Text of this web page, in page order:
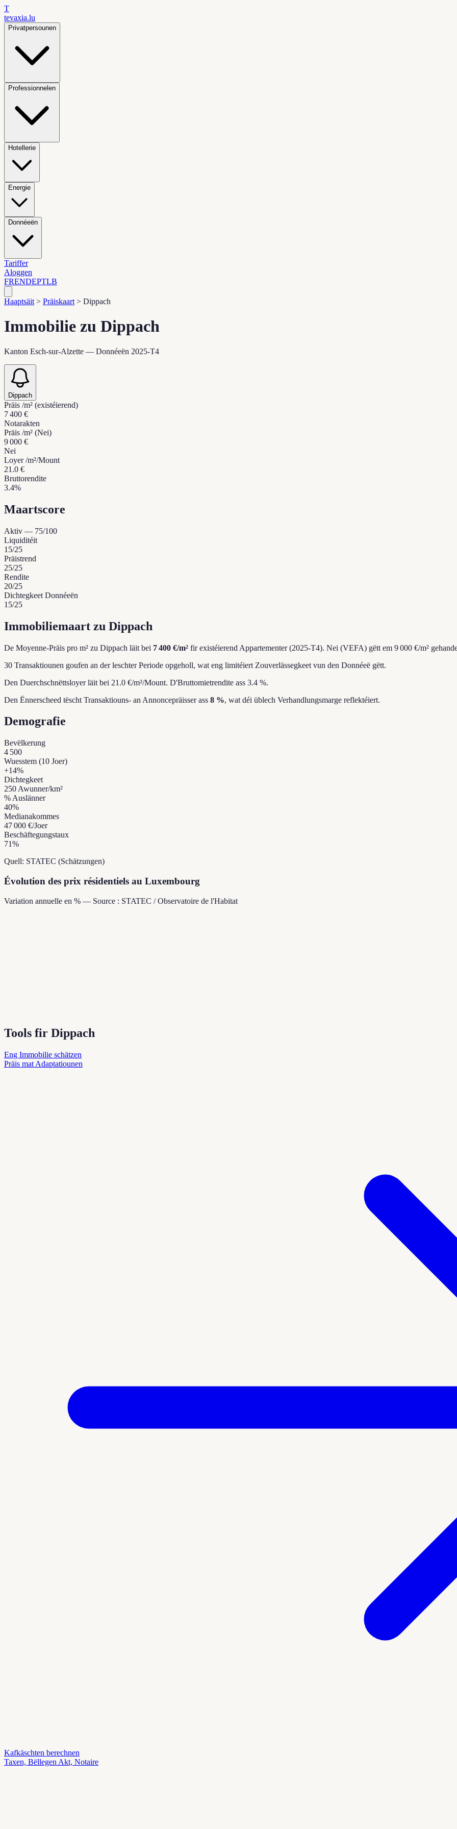
T
tevaxia.lu
Privatpersounen
Professionnelen
Hotellerie
Energie
Donnéeën
Tariffer
Aloggen
FRENDEPTLB
Haaptsäit > Präiskaart > Dippach
Immobilie zu Dippach
Kanton Esch-sur-Alzette — Donnéeën 2025-T4
Dippach
Präis /m² (existéierend)
7 400 €
Notarakten
Präis /m² (Nei)
9 000 €
Nei
Loyer /m²/Mount
21.0 €
Bruttorendite
3.4%
Maartscore
Aktiv — 75/100
Liquiditéit
15/25
Präistrend
25/25
Rendite
20/25
Dichtegkeet Donnéeën
15/25
Immobiliemaart zu Dippach
De Moyenne-Präis pro m² zu Dippach läit bei 7 400 €/m² fir existéierend Appartementer (2025-T4). Nei (VEFA) gëtt em 9 000 €/m²
30 Transaktiounen goufen an der leschter Periode opgeholl, wat eng limitéiert Zouverlässegkeet vun den Donnéeë gëtt.
Den Duerchschnëttsloyer läit bei 21.0 €/m²/Mount. D'Bruttomietrendite ass 3.4 %.
Den Ënnerscheed tëscht Transaktiouns- an Annoncepräisser ass 8 %, wat déi üblech Verhandlungsmarge reflektéiert.
Demografie
Bevëlkerung
4 500
Wuesstem (10 Joer)
+14%
Dichtegkeet
250 Awunner/km²
% Auslänner
40%
Medianakommes
47 000 €/Joer
Beschäftegungstaux
71%
Quell: STATEC (Schätzungen)
Évolution des prix résidentiels au Luxembourg
Variation annuelle en % — Source : STATEC / Observatoire de l'Habitat
Tools fir Dippach
Eng Immobilie schätzen
Präis mat Adaptatiounen
Kafkäschten berechnen
Taxen, Bëllegen Akt, Notaire